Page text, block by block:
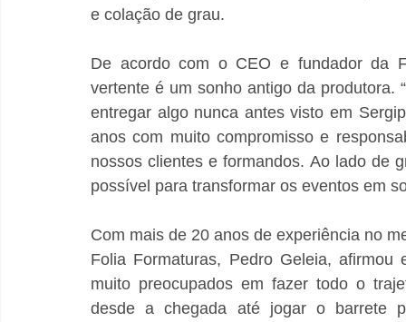
e colação de grau.
De acordo com o CEO e fundador da
vertente é um sonho antigo da produtora.
entregar algo nunca antes visto em
anos com muito compromisso e
nossos clientes e formandos. Ao lado de
possível para transformar os eventos em
Com mais de 20 anos de experiência no
Folia Formaturas, Pedro Geleia, afirmou
muito preocupados em fazer todo o
desde a chegada até jogar o barrete